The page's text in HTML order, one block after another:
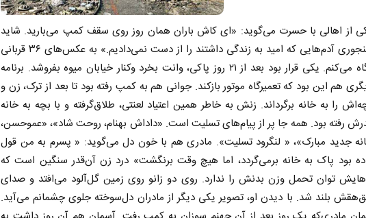
از اهالی با حسرت می‌گوید: «ای کاش باران همان روز روی سقف کمپ می‌بارید. شاید
اینجوری آدم‌هایی که امید به زندگی داشتند را از دست نمی‌دادیم.» به عکس‌های ۳۶ قربانی
نگاه می‌کنم. یکی قرار بود بعد از ۲۱ روز پاکی، وانت بخرد وکنار خیابان میوه بفروشد. برنامه
هم این بود که تعمیرگاه موتور بازکند. جوانی هم به کمپ رفته بود تا بعد از ترک، زن و
را به خانه برگرداند. زنش به خاطر همین اعتیاد لعنتی، طلاق‌گرفته و با بچه به خانه
رفته بود. همه جا پر از پیام‌های تسلیت است. «داداش بهنام، روحت شاد»، «عموحسن،
جدید مبارک»، « لنگرود تسلیت». مادری هم با خون دل می‌گوید: « پسرم به من قول
بود پاک به خانه برمی‌گردد، اما هیچ وقت برنگشت» درد زن آن‌قدر سنگین است که
توان تحمل وزن بدنش را ندارد. روی دو زانو روی زمین گل‌آلود می‌افتد و صدای
بلند شد. با دیدن او، تصویر یکی دیگر از مادران دل‌سوخته جلوی چشمانم می‌آید.